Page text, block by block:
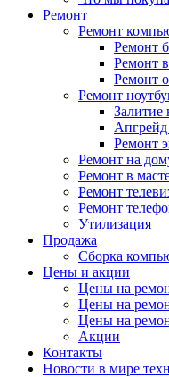
Ремонт
Ремонт
Ремонт
Ремонт
Ремонт
Ремонт
Залитие
Апгрейд
Ремонт
Ремонт на
Ремонт в
Ремонт
Ремонт
Утилизация
Продажа
Сборка
Цены и акции
Цены на
Цены на
Цены на
Акции
Контакты
Новости в мире